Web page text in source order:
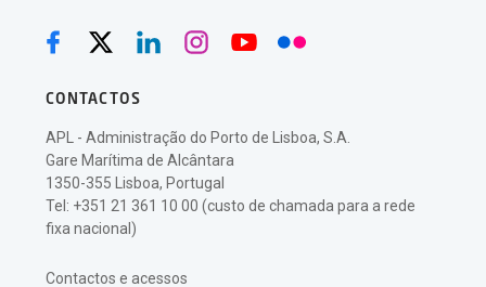
CONTACTOS
APL - Administração do Porto de Lisboa, S.A.
Gare Marítima de Alcântara
1350-355 Lisboa, Portugal
Tel: +351 21 361 10 00 (custo de chamada para a rede
fixa nacional)
Contactos e acessos